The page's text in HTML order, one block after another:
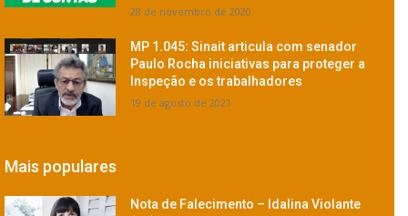
28 de novembro de 2020
MP 1.045: Sinait articula com senador
Paulo Rocha iniciativas para proteger a
Inspeção e os trabalhadores
19 de agosto de 2021
Mais populares
Nota de Falecimento – Idalina Violante